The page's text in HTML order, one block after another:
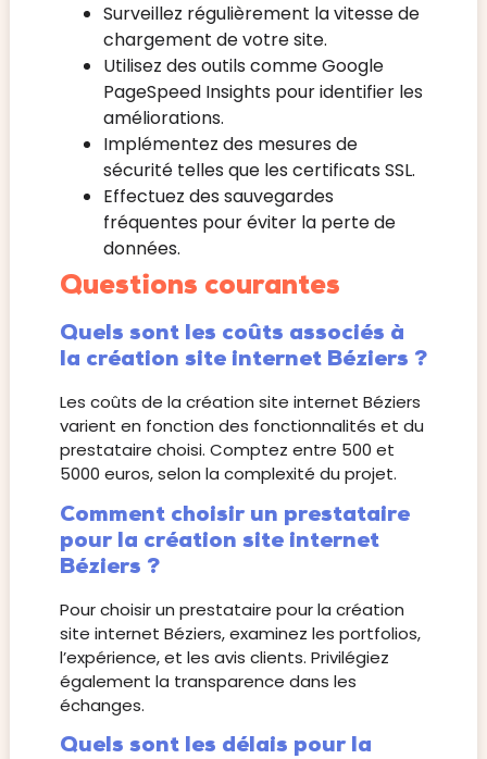
Surveillez régulièrement la vitesse de
chargement de votre site.
Utilisez des outils comme Google
PageSpeed Insights pour identifier les
améliorations.
Implémentez des mesures de
sécurité telles que les certificats SSL.
Effectuez des sauvegardes
fréquentes pour éviter la perte de
données.
Questions courantes
Quels sont les coûts associés à
la création site internet Béziers ?
Les coûts de la création site internet Béziers
varient en fonction des fonctionnalités et du
prestataire choisi. Comptez entre 500 et
5000 euros, selon la complexité du projet.
Comment choisir un prestataire
pour la création site internet
Béziers ?
Pour choisir un prestataire pour la création
site internet Béziers, examinez les portfolios,
l’expérience, et les avis clients. Privilégiez
également la transparence dans les
échanges.
Quels sont les délais pour la